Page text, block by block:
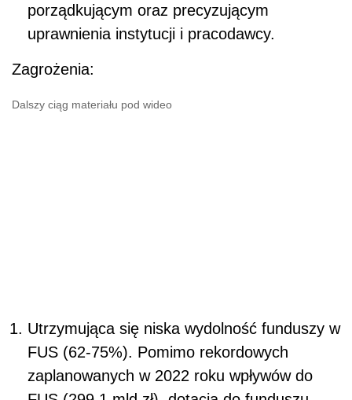
porządkującym oraz precyzującym
uprawnienia instytucji i pracodawcy.
Zagrożenia:
Dalszy ciąg materiału pod wideo
Utrzymująca się niska wydolność funduszy w
FUS (62-75%). Pomimo rekordowych
zaplanowanych w 2022 roku wpływów do